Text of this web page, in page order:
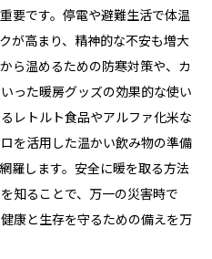
要です。停電や避難生活で体温
が高まり、精神的な不安も増大
ら温めるための防寒対策や、カ
った暖房グッズの効果的な使い
レトルト食品やアルファ化米な
を活用した温かい飲み物の準備
羅します。安全に暖を取る方法
知ることで、万一の災害時で
康と生存を守るための備えを万